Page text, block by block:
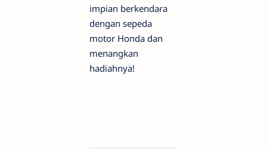
impian berkendara
dengan sepeda
motor Honda dan
menangkan
hadiahnya!